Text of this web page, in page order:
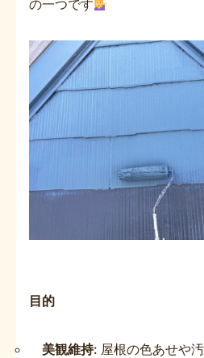
の一つです
目的
美観維持: 屋根の色あせや